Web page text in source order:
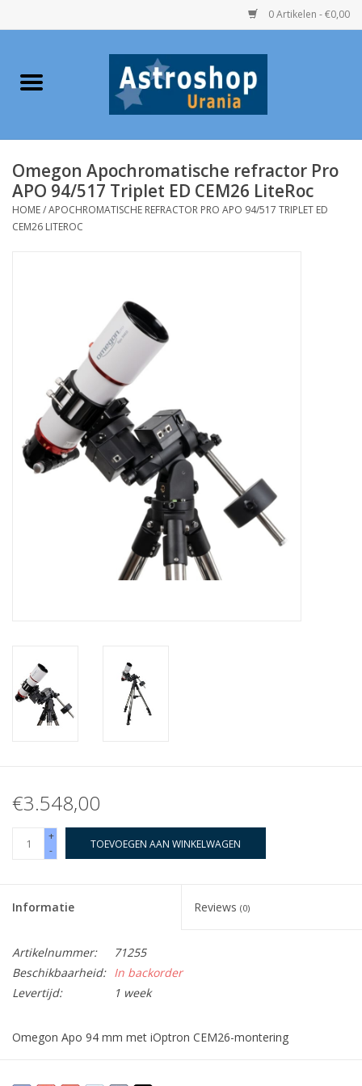
0 Artikelen - €0,00
Home
Telescopen
Accessoires
Globes / Gadgets
Weerstations
Cadeaubonnen
Merken
Omegon Apochromatische refractor Pro
APO 94/517 Triplet ED CEM26 LiteRoc
HOME/APOCHROMATISCHE REFRACTOR PRO APO 94/517 TRIPLET ED
CEM26 LITEROC
€3.548,00
+
-
TOEVOEGEN AAN WINKELWAGEN
Informatie Reviews (0)
Artikelnummer:
71255
Beschikbaarheid: In backorder
Levertijd:
1 week
Omegon Apo 94 mm met iOptron CEM26-montering